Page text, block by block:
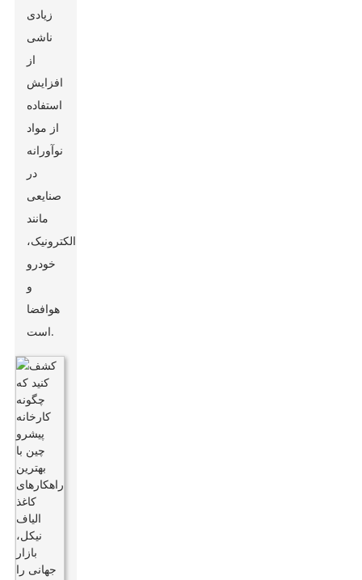
زیادی
ناشی
از
افزایش
استفاده
از مواد
نوآورانه
در
صنایعی
مانند
الکترونیک،
خودرو
و
هوافضا
است.